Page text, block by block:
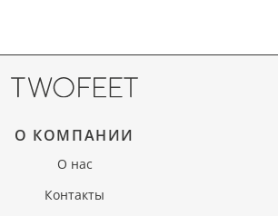
О КОМПАНИИ
О нас
Контакты